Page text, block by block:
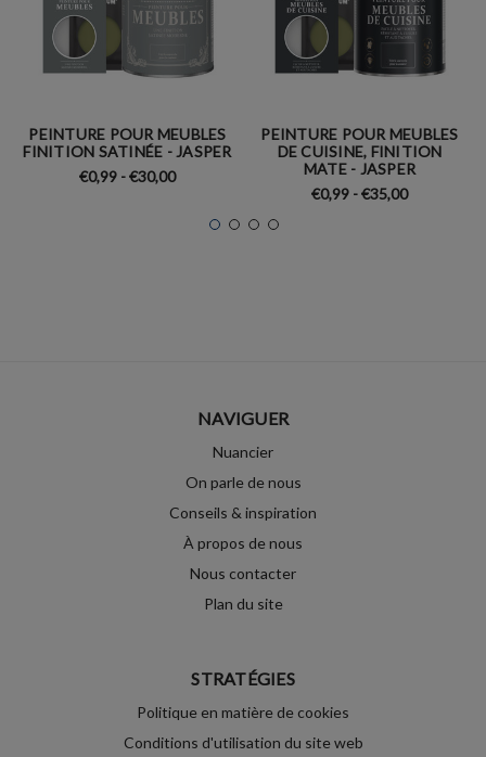
PEINTURE POUR MEUBLES
FINITION SATINÉE - JASPER
€0,99 - €30,00
PEINTURE POUR MEUBLES
DE CUISINE, FINITION
MATE - JASPER
€0,99 - €35,00
NAVIGUER
Nuancier
On parle de nous
Conseils & inspiration
À propos de nous
Nous contacter
Plan du site
STRATÉGIES
Politique en matière de cookies
Conditions d'utilisation du site web